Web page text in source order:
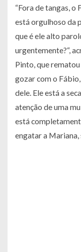
“Fora de tangas,
está orgulhoso da
que é ele alto
urgentemente?“,
Pinto, que
gozar com o
dele. Ele está a
atenção de uma
está
engatar a Mariana,